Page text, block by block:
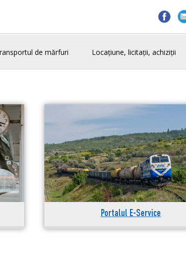
de mărfuri Locațiune, licitații, achiziții
Portalul E-Service